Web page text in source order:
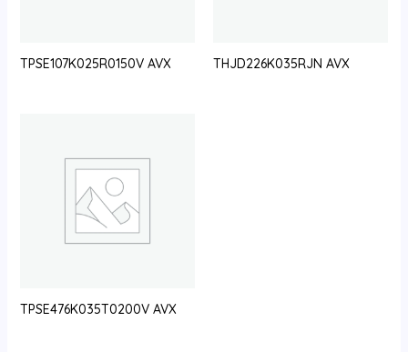
TPSE107K025R0150V AVX THJD226K035RJN AVX
TPSE476K035T0200V AVX